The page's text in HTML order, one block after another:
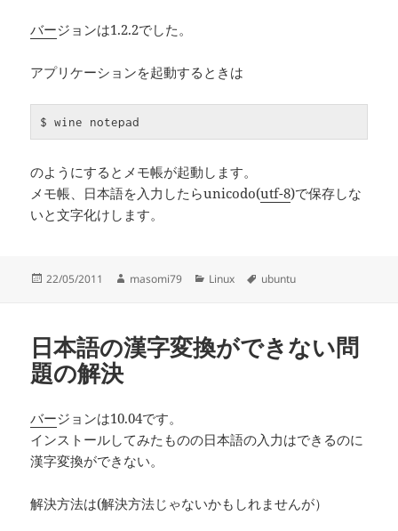
バージョンは1.2.2でした。
アプリケーションを起動するときは
$ wine notepad
のようにするとメモ帳が起動します。
メモ帳、日本語を入力したらunicodo(utf-8)で保存しな
いと文字化けします。
投
22/05/2011
作
masomi79
カ
ー
Linux
タ
ubuntu
日本語の漢字変換ができない問
題の解決
バージョンは10.04です。
インストールしてみたものの日本語の入力はできるのに
漢字変換ができない。
解決方法は(解決方法じゃないかもしれませんが）